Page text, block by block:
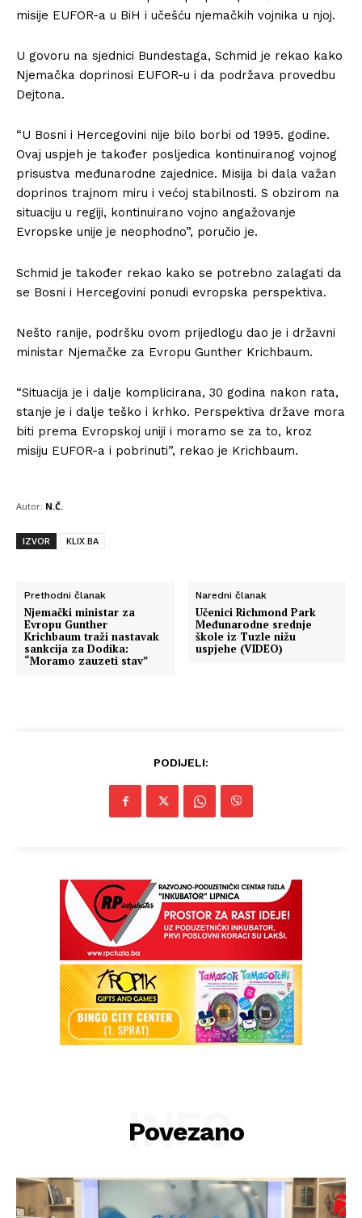
misije EUFOR-a u BiH i učešću njemačkih vojnika u njoj.
U govoru na sjednici Bundestaga, Schmid je rekao kako
Njemačka doprinosi EUFOR-u i da podržava provedbu
Dejtona.
“U Bosni i Hercegovini nije bilo borbi od 1995. godine.
Ovaj uspjeh je također posljedica kontinuiranog vojnog
prisustva međunarodne zajednice. Misija bi dala važan
doprinos trajnom miru i većoj stabilnosti. S obzirom na
situaciju u regiji, kontinuirano vojno angažovanje
Evropske unije je neophodno”, poručio je.
Schmid je također rekao kako se potrebno zalagati da
se Bosni i Hercegovini ponudi evropska perspektiva.
Nešto ranije, podršku ovom prijedlogu dao je i državni
ministar Njemačke za Evropu Gunther Krichbaum.
“Situacija je i dalje komplicirana, 30 godina nakon rata,
stanje je i dalje teško i krhko. Perspektiva države mora
biti prema Evropskoj uniji i moramo se za to, kroz
misiju EUFOR-a i pobrinuti”, rekao je Krichbaum.
Autor: N.Č.
IZVOR KLIX.BA
Prethodni članak
Njemački ministar za
Evropu Gunther
Krichbaum traži nastavak
sankcija za Dodika:
“Moramo zauzeti stav”
Naredni članak
Učenici Richmond Park
Međunarodne srednje
škole iz Tuzle nižu
uspjehe (VIDEO)
PODIJELI:
Povezano
INFO